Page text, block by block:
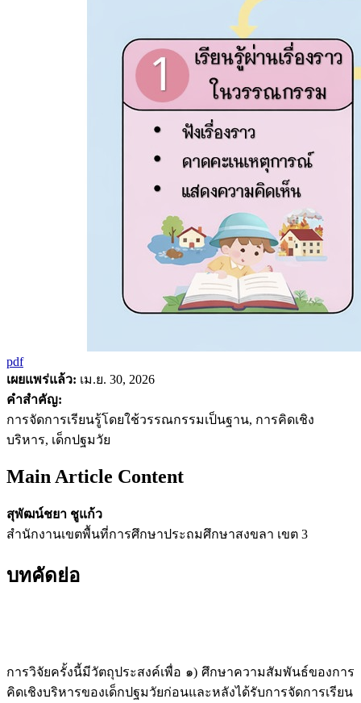
pdf
เผยแพร่แล้ว: เม.ย. 30, 2026
คำสำคัญ:
การจัดการเรียนรู้โดยใช้วรรณกรรมเป็นฐาน, การคิดเชิง
บริหาร, เด็กปฐมวัย
Main Article Content
สุพัฒน์ชยา ชูแก้ว
สำนักงานเขตพื้นที่การศึกษาประถมศึกษาสงขลา เขต 3
บทคัดย่อ
การวิจัยครั้งนี้มีวัตถุประสงค์เพื่อ ๑) ศึกษาความสัมพันธ์ของการ
คิดเชิงบริหารของเด็กปฐมวัยก่อนและหลังได้รับการจัดการเรียน